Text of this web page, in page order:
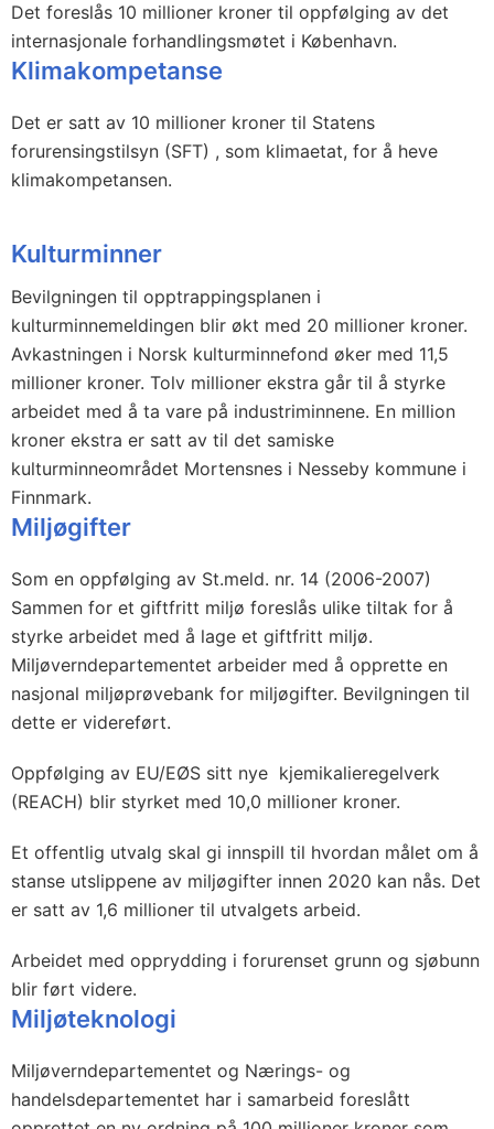
Det foreslås 10 millioner kroner til oppfølging av det
internasjonale forhandlingsmøtet i København.
Klimakompetanse
Det er satt av 10 millioner kroner til Statens
forurensingstilsyn (SFT) , som klimaetat, for å heve
klimakompetansen.
Kulturminner
Bevilgningen til opptrappingsplanen i
kulturminnemeldingen blir økt med 20 millioner kroner.
Avkastningen i Norsk kulturminnefond øker med 11,5
millioner kroner. Tolv millioner ekstra går til å styrke
arbeidet med å ta vare på industriminnene. En million
kroner ekstra er satt av til det samiske
kulturminneområdet Mortensnes i Nesseby kommune i
Finnmark.
Miljøgifter
Som en oppfølging av St.meld. nr. 14 (2006-2007)
Sammen for et giftfritt miljø foreslås ulike tiltak for å
styrke arbeidet med å lage et giftfritt miljø.
Miljøverndepartementet arbeider med å opprette en
nasjonal miljøprøvebank for miljøgifter. Bevilgningen til
dette er videreført.
Oppfølging av EU/EØS sitt nye kjemikalieregelverk
(REACH) blir styrket med 10,0 millioner kroner.
Et offentlig utvalg skal gi innspill til hvordan målet om å
stanse utslippene av miljøgifter innen 2020 kan nås. Det
er satt av 1,6 millioner til utvalgets arbeid.
Arbeidet med opprydding i forurenset grunn og sjøbunn
blir ført videre.
Miljøteknologi
Miljøverndepartementet og Nærings- og
handelsdepartementet har i samarbeid foreslått